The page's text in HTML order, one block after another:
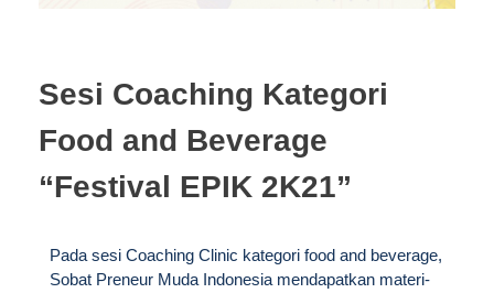
Sesi Coaching Kategori
Food and Beverage
“Festival EPIK 2K21”
Pada sesi Coaching Clinic kategori food and beverage,
Sobat Preneur Muda Indonesia mendapatkan materi-